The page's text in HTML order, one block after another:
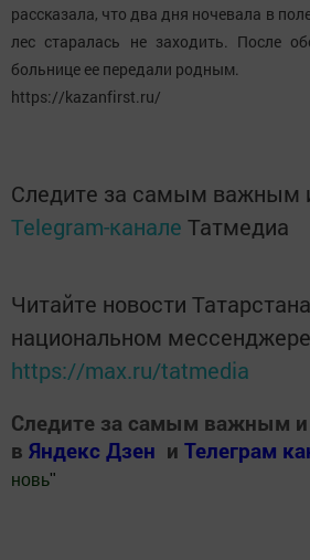
рассказала, что два дня ночевала в
лес старалась не заходить. После
больнице ее передали родным.
https://kazanfirst.ru/
Следите за самым важным
Telegram-канале Татмедиа
Читайте новости
национальном
https://max.ru/tatmedia
Следите за самым важным
в Яндекс Дзен и Телеграм
новь"